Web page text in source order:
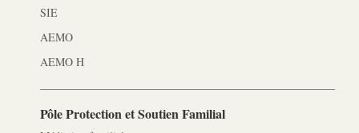
SIE
AEMO
AEMO H
Pôle Protection et Soutien Familial